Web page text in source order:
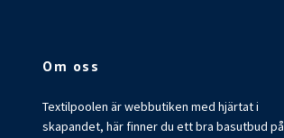
Om oss
Textilpoolen är webbutiken med hjärtat i
skapandet, här finner du ett bra basutbud på